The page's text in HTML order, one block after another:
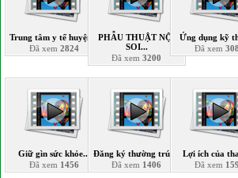
Trung tâm y tế huyện...
Đã xem 2824
PHẪU THUẬT NỘI
SOI...
Đã xem3200
Ứng dụng kỹ
Đã xem
Giữ gìn sức khỏe...
Đã xem 1456
Đăng ký thường trú,...
Đã xem 1406
Lợi ích của
Đã xem